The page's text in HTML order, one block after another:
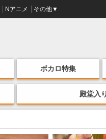
Nアニメ その他▼
ボカロ特集
殿堂入